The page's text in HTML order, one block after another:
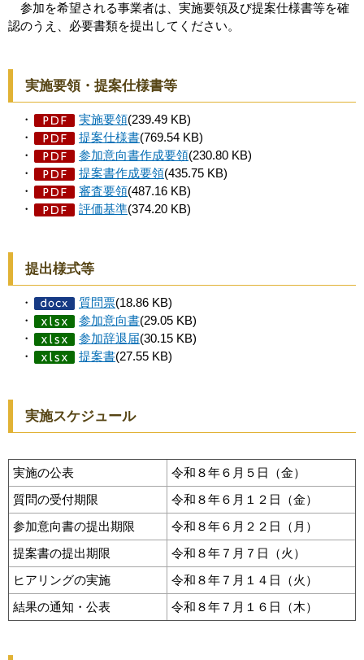
参加を希望される事業者は、実施要領及び提案仕様書等を確
認のうえ、必要書類を提出してください。
実施要領・提案仕様書等
・ 実施要領(239.49 KB)
・
提案仕様書(769.54 KB)
・
参加意向書作成要領(230.80 KB)
・
提案書作成要領(435.75 KB)
・
審査要領(487.16 KB)
・
評価基準(374.20 KB)
提出様式等
・ 質問票(18.86 KB)
・
参加意向書(29.05 KB)
・
参加辞退届(30.15 KB)
・
提案書(27.55 KB)
実施スケジュール
実施の公表
令和８年６月５日（金）
質問の受付期限
令和８年６月１２日（金）
参加意向書の提出期限
令和８年６月２２日（月）
提案書の提出期限
令和８年７月７日（火）
ヒアリングの実施
令和８年７月１４日（火）
結果の通知・公表
令和８年７月１６日（木）